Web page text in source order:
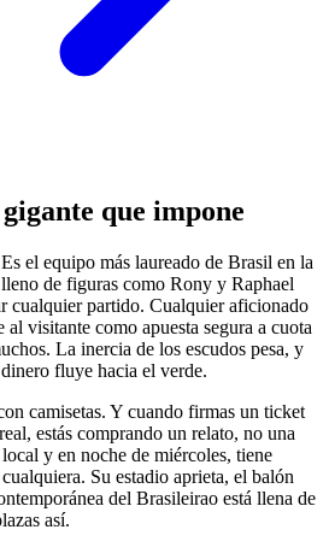
que impone
el equipo más laureado de Brasil en la
de figuras como Rony y Raphael
cualquier partido. Cualquier aficionado
visitante como apuesta segura a cuota
La inercia de los escudos pesa, y
dinero fluye hacia el verde.
camisetas. Y cuando firmas un ticket
estás comprando un relato, no una
y en noche de miércoles, tiene
Su estadio aprieta, el balón
del Brasileirao está llena de
así.